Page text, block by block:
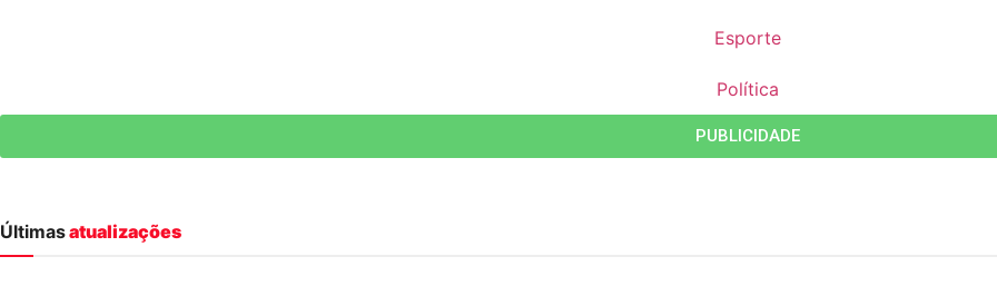
Esporte
Política
PUBLICIDADE
Últimasatualizações